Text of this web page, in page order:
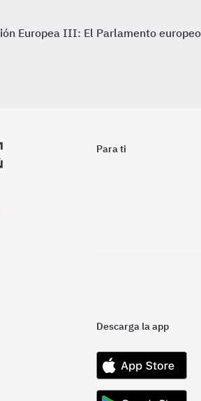
Europea III: El Parlamento europeo
Para ti
Descarga la app